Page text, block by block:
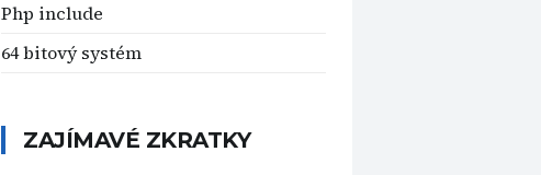
Php include
64 bitový systém
ZAJÍMAVÉ ZKRATKY